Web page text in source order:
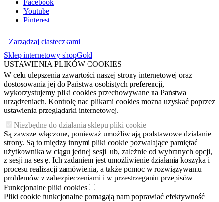
Facebook
Youtube
Pinterest
Zarządzaj ciasteczkami
Sklep internetowy shopGold
USTAWIENIA PLIKÓW COOKIES
W celu ulepszenia zawartości naszej strony internetowej oraz
dostosowania jej do Państwa osobistych preferencji,
wykorzystujemy pliki cookies przechowywane na Państwa
urządzeniach. Kontrolę nad plikami cookies można uzyskać poprzez
ustawienia przeglądarki internetowej.
Niezbędne do działania sklepu pliki cookie
Są zawsze włączone, ponieważ umożliwiają podstawowe działanie
strony. Są to między innymi pliki cookie pozwalające pamiętać
użytkownika w ciągu jednej sesji lub, zależnie od wybranych opcji,
z sesji na sesję. Ich zadaniem jest umożliwienie działania koszyka i
procesu realizacji zamówienia, a także pomoc w rozwiązywaniu
problemów z zabezpieczeniami i w przestrzeganiu przepisów.
Funkcjonalne pliki cookies
Pliki cookie funkcjonalne pomagają nam poprawiać efektywność